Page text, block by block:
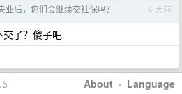
业后，你们会继续交社保吗？ 4 天前
了？傻子吧
About · Language